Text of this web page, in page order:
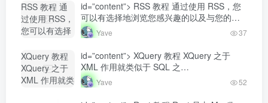
司开发...-
Yave520-专业
开发者社区"
fit-cover
radius8">
RSS 教程 通
过使用 RSS，
您可以有选择
趣的以及与您
的工...-
Yave520-专业
id=”content”> RSS 教程 通过使用 RSS，您
可以有选择地浏览您感兴趣的以及与您的
工…Yave 37
XQuery 教程
XQuery 之于
XML 作用就类
id=”content”> XQuery 教程 XQuery 之于
XML 作用就类似于 SQL 之…
Yave 52